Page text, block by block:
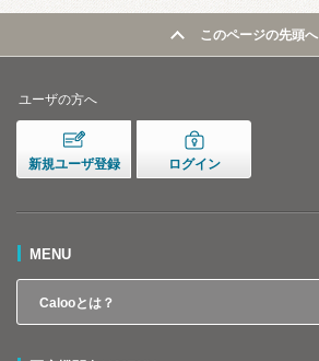
このページの先頭へ
ユーザの方へ
新規ユーザ登録 ログイン
MENU
Calooとは？